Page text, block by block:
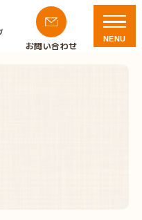
お問い合わせ
NENU